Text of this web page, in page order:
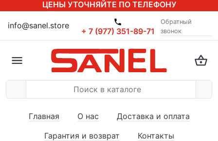
ЦЕНЫ УТОЧНЯЙТЕ ПО ТЕЛЕФОНУ
info@sanel.store
+ 7 (977) 351-89-71
Обратный
звонок
Главная О нас
Доставка и оплата
Гарантия и возврат
Контакты